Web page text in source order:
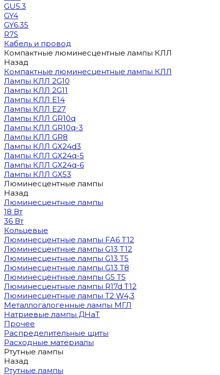
GU5.3
GY4
GY6.35
R7S
Кабель и провод
Компактные люминесцентные лампы КЛЛ
Назад
Компактные люминесцентные лампы КЛЛ
Лампы КЛЛ 2G10
Лампы КЛЛ 2G11
Лампы КЛЛ E14
Лампы КЛЛ E27
Лампы КЛЛ GR10q
Лампы КЛЛ GR10q-3
Лампы КЛЛ GR8
Лампы КЛЛ GX24d3
Лампы КЛЛ GX24q-5
Лампы КЛЛ GX24q-6
Лампы КЛЛ GX53
Люминесцентные лампы
Назад
Люминесцентные лампы
18 Вт
36 Вт
Кольцевые
Люминесцентные лампы FA6 T12
Люминесцентные лампы G13 T12
Люминесцентные лампы G13 T5
Люминесцентные лампы G13 T8
Люминесцентные лампы G5 T5
Люминесцентные лампы R17d T12
Люминесцентные лампы T2 W4,3
Металлогалогенные лампы МГЛ
Натриевые лампы ДНаТ
Прочее
Распределительные щиты
Расходные материалы
Ртутные лампы
Назад
Ртутные лампы